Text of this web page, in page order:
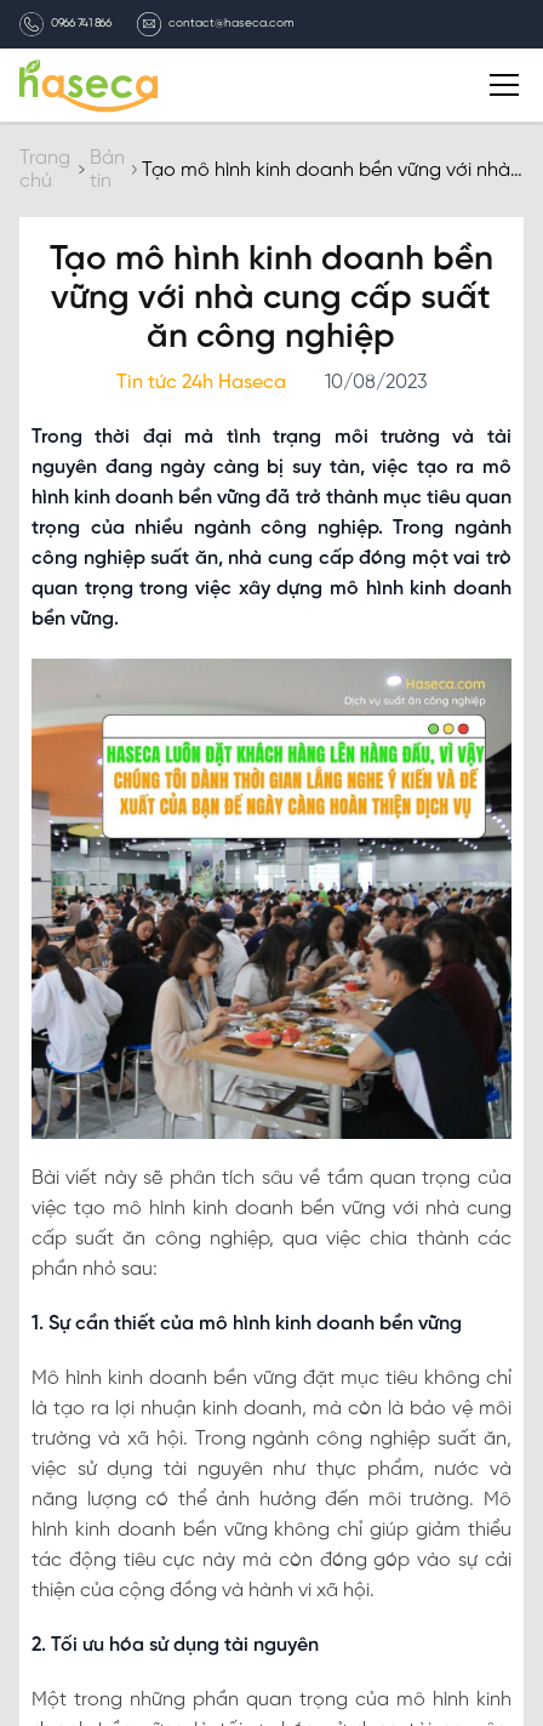
0966 741 866 contact@haseca.com
Giới thiệu
Chọn Haseca
Dịch vụ
Tuyển dụng
Liên hệ
Trang
chủ
Bản
tin
Tạo mô hình kinh doanh bền vững với nhà
Tạo mô hình kinh doanh bền
vững với nhà cung cấp suất
ăn công nghiệp
Tin tức 24h Haseca 10/08/2023
Trong thời đại mà tình trạng môi trường và tài
nguyên đang ngày càng bị suy tàn, việc tạo ra mô
hình kinh doanh bền vững đã trở thành mục tiêu quan
trọng của nhiều ngành công nghiệp. Trong ngành
công nghiệp suất ăn, nhà cung cấp đóng một vai trò
quan trọng trong việc xây dựng mô hình kinh doanh
bền vững.
Bài viết này sẽ phân tích sâu về tầm quan trọng của
việc tạo mô hình kinh doanh bền vững với nhà cung
cấp suất ăn công nghiệp, qua việc chia thành các
phần nhỏ sau:
1. Sự cần thiết của mô hình kinh doanh bền vững
Mô hình kinh doanh bền vững đặt mục tiêu không chỉ
là tạo ra lợi nhuận kinh doanh, mà còn là bảo vệ môi
trường và xã hội. Trong ngành công nghiệp suất ăn,
việc sử dụng tài nguyên như thực phẩm, nước và
năng lượng có thể ảnh hưởng đến môi trường. Mô
hình kinh doanh bền vững không chỉ giúp giảm thiểu
tác động tiêu cực này mà còn đóng góp vào sự cải
thiện của cộng đồng và hành vi xã hội.
2. Tối ưu hóa sử dụng tài nguyên
Một trong những phần quan trọng của mô hình kinh